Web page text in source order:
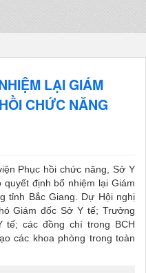
LẠI GIÁM
CHỨC NĂNG
Phục hồi chức năng, Sở Y
định bổ nhiệm lại Giám
tỉnh Bắc Giang. Dự Hội nghị
Giám đốc Sở Y tế; Trưởng
tế; các đồng chí trong BCH
các khoa phòng trong toàn